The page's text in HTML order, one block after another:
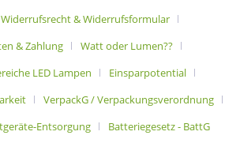
Widerrufsrecht & Widerrufsformular
& Zahlung
Watt oder Lumen??
LED Lampen
Einsparpotential
VerpackG / Verpackungsverordnung
Entsorgung
Batteriegesetz - BattG